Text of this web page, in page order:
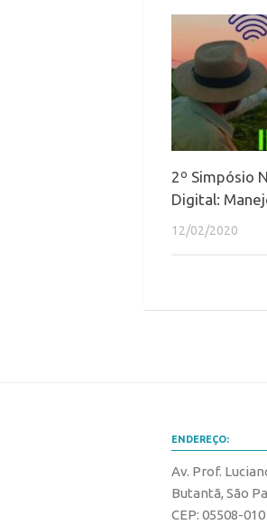
2º Simpósio
Digital:
12/02/2020
ENDEREÇO:
Av. Prof.
Butantã, São
CEP: 05508-010